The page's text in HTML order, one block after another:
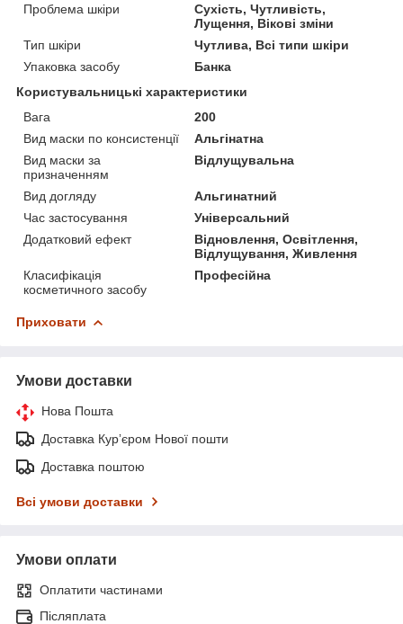
Проблема шкіри
Сухість, Чутливість,
Лущення, Вікові зміни
Тип шкіри
Чутлива, Всі типи шкіри
Упаковка засобу
Банка
Користувальницькі характеристики
Вага
200
Вид маски по консистенції
Альгінатна
Вид маски за
призначенням
Відлущувальна
Вид догляду
Альгинатний
Час застосування
Універсальний
Додатковий ефект
Відновлення, Освітлення,
Відлущування, Живлення
Класифікація
косметичного засобу
Професійна
Приховати
Умови доставки
Нова Пошта
Доставка Курʼєром Нової пошти
Доставка поштою
Всі умови доставки
Умови оплати
Оплатити частинами
Післяплата